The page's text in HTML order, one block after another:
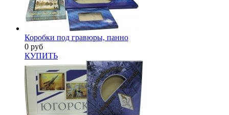
Коробки под гравюры, панно
0 руб
КУПИТЬ